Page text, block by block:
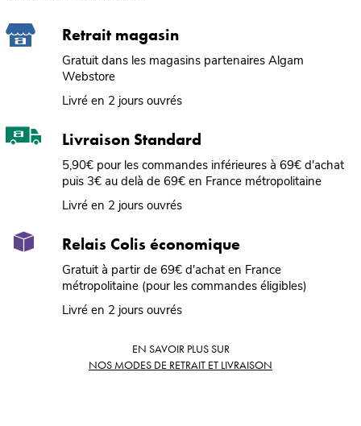
Retrait magasin
Gratuit dans les magasins partenaires Algam
Webstore
Livré en 2 jours ouvrés
Livraison Standard
5,90€ pour les commandes inférieures à 69€ d'achat
puis 3€ au delà de 69€ en France métropolitaine
Livré en 2 jours ouvrés
Relais Colis économique
Gratuit à partir de 69€ d'achat en France
métropolitaine (pour les commandes éligibles)
Livré en 2 jours ouvrés
EN SAVOIR PLUS SUR
NOS MODES DE RETRAIT ET LIVRAISON